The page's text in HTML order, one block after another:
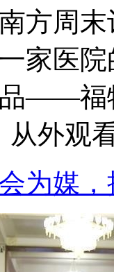
方周
家医
——福
从外观
为媒